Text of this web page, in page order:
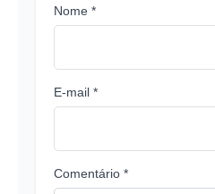
Nome *
E-mail *
Comentário *